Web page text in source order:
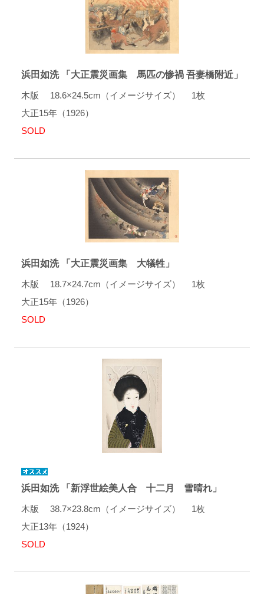
浜田如洗 「大正震災画集 馬匹の惨禍 吾妻橋附近」
木版 18.6×24.5cm（イメージサイズ） 1枚
大正15年（1926）
SOLD
浜田如洗 「大正震災画集 大犠牲」
木版 18.7×24.7cm（イメージサイズ） 1枚
大正15年（1926）
SOLD
浜田如洗 「新浮世絵美人合 十二月 雪晴れ」
木版 38.7×23.8cm（イメージサイズ） 1枚
大正13年（1924）
SOLD